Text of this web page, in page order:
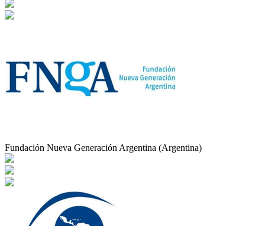
Fundación Nueva Generación Argentina (Argentina)